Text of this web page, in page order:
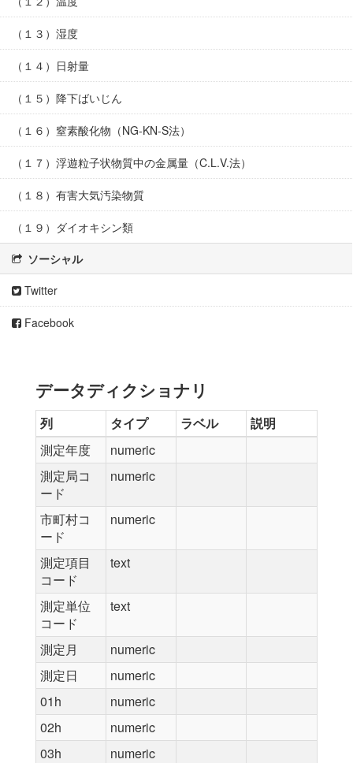
（１３）湿度
（１４）日射量
（１５）降下ばいじん
（１６）窒素酸化物（NG-KN-S法）
（１７）浮遊粒子状物質中の金属量（C.L.V.法）
（１８）有害大気汚染物質
（１９）ダイオキシン類
ソーシャル
Twitter
Facebook
データディクショナリ
列 タイプ ラベル
説明
測定年度
numeric
測定局コ
ード
numeric
市町村コ
ード
numeric
測定項目
コード
text
測定単位
コード
text
測定月
numeric
測定日
numeric
01h
numeric
02h
numeric
03h
numeric